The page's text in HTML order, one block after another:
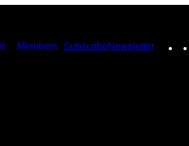
Members SubscribeNewsletter